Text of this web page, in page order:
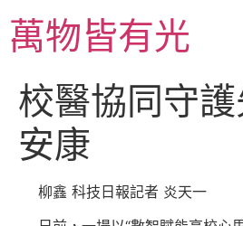
主萬物皆有光
校醫協同守
安康
柳鑫 科技日報記者 炎天一